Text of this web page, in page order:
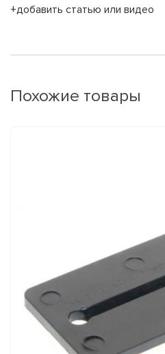
+добавить статью или видео
Похожие товары